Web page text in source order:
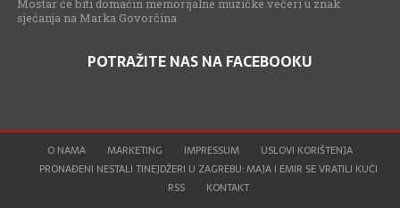
Mostar će biti domaćin memorijalne muzičke večeri u znak
sjećanja na Marka Govorčina
POTRAŽITE NAS NA FACEBOOKU
O NAMA MARKETING IMPRESSUM
USLOVI KORIŠTENJA
PRONAĐENI NESTALI TINEJDŽERI U ZAGREBU: MAJA I EMIR SE VRATILI KUĆI
RSS
KONTAKT